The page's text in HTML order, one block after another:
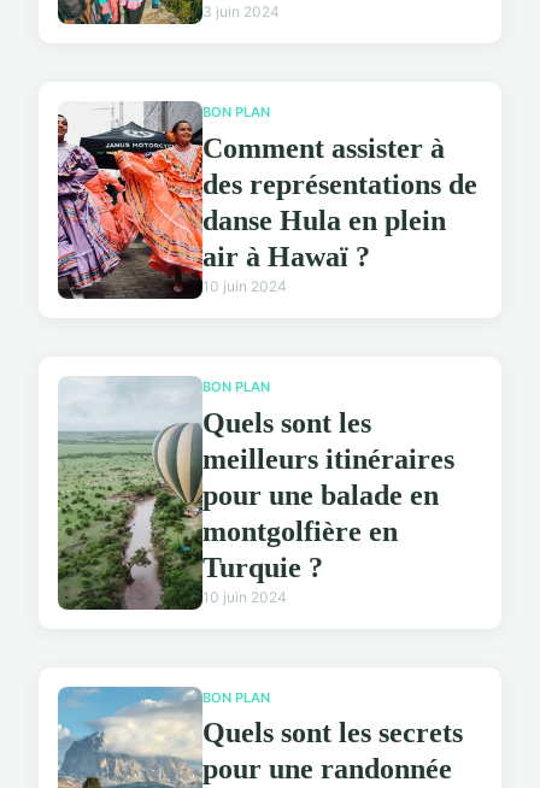
3 juin 2024
BON PLAN
Comment assister à
des représentations de
danse Hula en plein
air à Hawaï ?
10 juin 2024
BON PLAN
Quels sont les
meilleurs itinéraires
pour une balade en
montgolfière en
Turquie ?
10 juin 2024
BON PLAN
Quels sont les secrets
pour une randonnée